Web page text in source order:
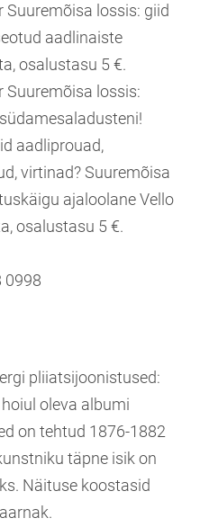
Suuremõisa lossis: giid
aadlinaiste
osalustasu 5 €.
Suuremõisa lossis:
aadliprouad,
virtinad? Suuremõisa
ajaloolane Vello
osalustasu 5 €.
0998
pliiatsijoonistused:
oleva albumi
on tehtud 1876-1882
täpne isik on
Näituse koostasid